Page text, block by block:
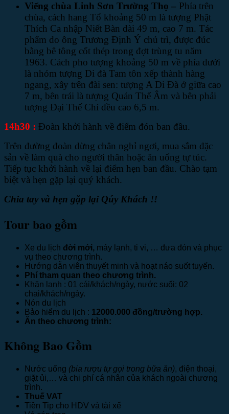
Viếng chùa Linh Sơn Trường Thọ – Phía trên
chùa, cách hang Tổ khoảng 50 m là tượng Phật
Thích Ca nhập Niết Bàn dài 49 m, cao 7 m. Tác
phẩm do ông Trương Định Ý chủ trì, được đúc
bằng bê tông cốt thép trong đợt trùng tu năm
1963. Cách pho tượng khoảng 50 m về phía dưới
là nhóm tượng Di đà Tam tôn xếp thành hàng
ngang, xây trên đài sen: tượng A Di Đà ở giữa cao
7 m, bên trái là tượng Quán Thế Âm và bên phải
tượng Đại Thế Chí đều cao 6,5 m.
14h30 : Đoàn khởi hành về điểm đón ban đầu.
Trên đường đoàn dừng chân nghỉ ngơi, mua sắm đặc
sản về làm quà cho người thân hoặc ăn uống tự túc.
Tiếp tục khởi hành về lại điểm hẹn ban đầu. Chào tạm
biệt và hẹn gặp lại quý khách.
Chia tay và hẹn gặp lại Qúy Khách !!
Tour bao gồm
Xe du lịch đời mới, máy lạnh, ti vi, … đưa đón và phục
vụ theo chương trình.
Hướng dẫn viên thuyết minh và hoạt náo suốt tuyến.
Phí tham quan theo chương trình.
Khăn lạnh : 01 cái/khách/ngày, nước suối: 02
chai/khách/ngày.
Nón du lịch
Bảo hiểm du lịch : 12000.000 đồng/trường hợp.
Ăn theo chương trình:
Không Bao Gồm
Nước uống (bia rượu tự gọi trong bữa ăn), điện thoại,
giặt ủi,… và chi phí cá nhân của khách ngoài chương
trình.
Thuế VAT
Tiền Tip cho HDV và tài xế